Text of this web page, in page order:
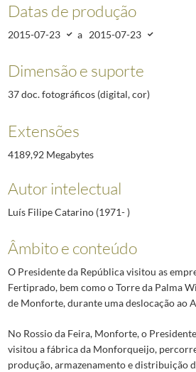
Datas de produção
2015-07-23 a 2015-07-23
Dimensão e suporte
37 doc. fotográficos (digital, cor)
Extensões
4189,92 Megabytes
Autor intelectual
Luís Filipe Catarino (1971- )
Âmbito e conteúdo
O Presidente da República visitou as
Fertiprado, bem como o Torre da Palma
de Monforte, durante uma deslocação ao
No Rossio da Feira, Monforte, o
visitou a fábrica da Monforqueijo,
produção, armazenamento e distribuição